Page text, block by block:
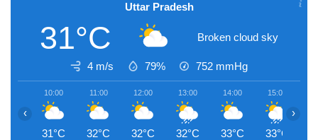
Uttar Pradesh
31°C Broken cloud sky
4 m/s 79% 752 mmHg
10:00
31°C
11:00
32°C
12:00
32°C
13:00
32°C
14:00
33°C
15:00
33°C
‹ ›